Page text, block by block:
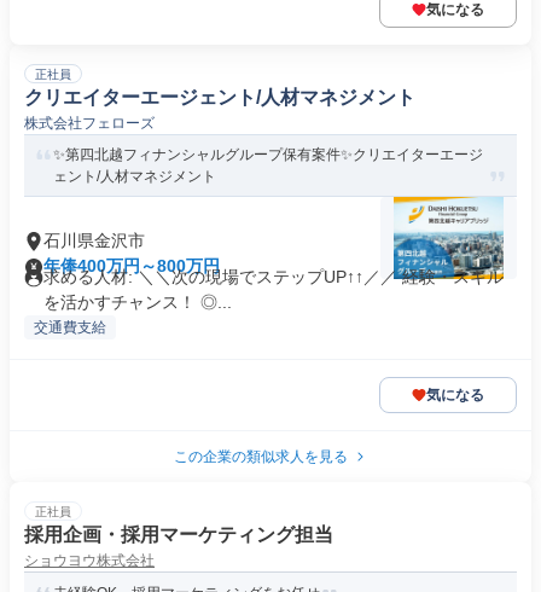
気になる
正社員
クリエイターエージェント/人材マネジメント
株式会社フェローズ
✨️第四北越フィナンシャルグループ保有案件✨️クリエイターエージ
ェント/人材マネジメント
石川県金沢市
年俸400万円～800万円
求める人材: ＼＼次の現場でステップUP↑↑／／ 経験・スキル
を活かすチャンス！ ◎...
交通費支給
気になる
この企業の類似求人を見る
正社員
採用企画・採用マーケティング担当
ショウヨウ株式会社